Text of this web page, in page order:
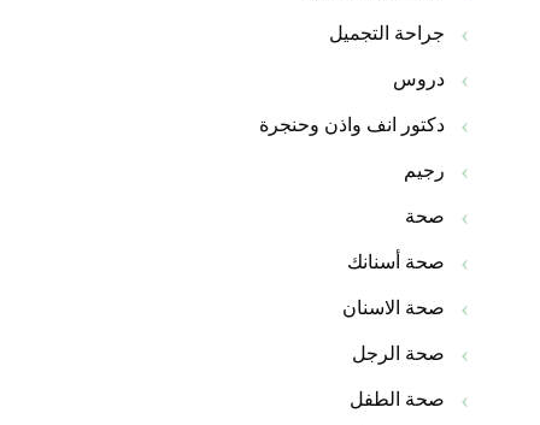
جراحة التجميل
دروس
دكتور انف واذن وحنجرة
رجيم
صحة
صحة أسنانك
صحة الاسنان
صحة الرجل
صحة الطفل